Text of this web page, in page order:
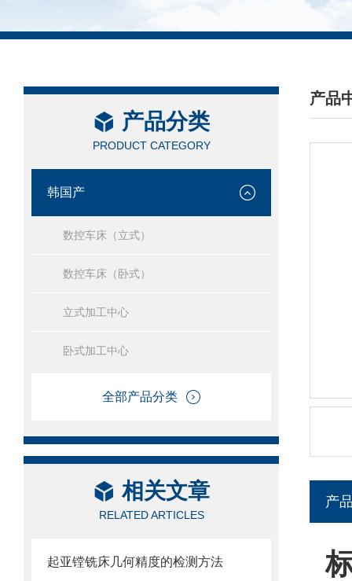
产品分类
PRODUCT CATEGORY
韩国产
数控车床（立式）
数控车床（卧式）
立式加工中心
卧式加工中心
全部产品分类
相关文章
RELATED ARTICLES
起亚镗铣床几何精度的检测方法
产品
/
产